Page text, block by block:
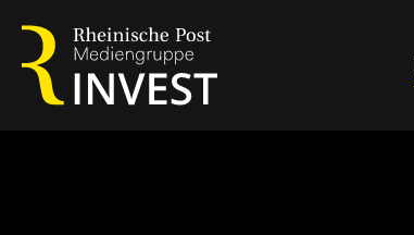
Inhalt
springen